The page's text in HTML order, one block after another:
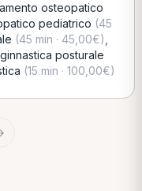
osteopatico
pediatrico (45
(45 min · 45,00€)
ginnastica posturale
(15 min · 100,00€)